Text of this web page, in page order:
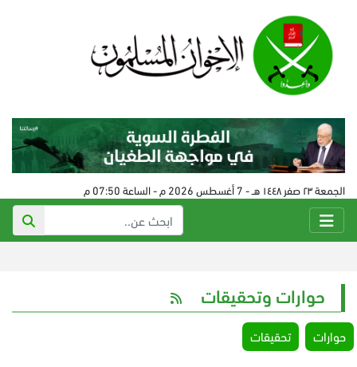
الجمعة ٢٣ صفر ١٤٤٨ هـ - 7 أغسطس 2026 م - الساعة 07:50 م
حوارات وتحقيقات
حوارات تحقيقات